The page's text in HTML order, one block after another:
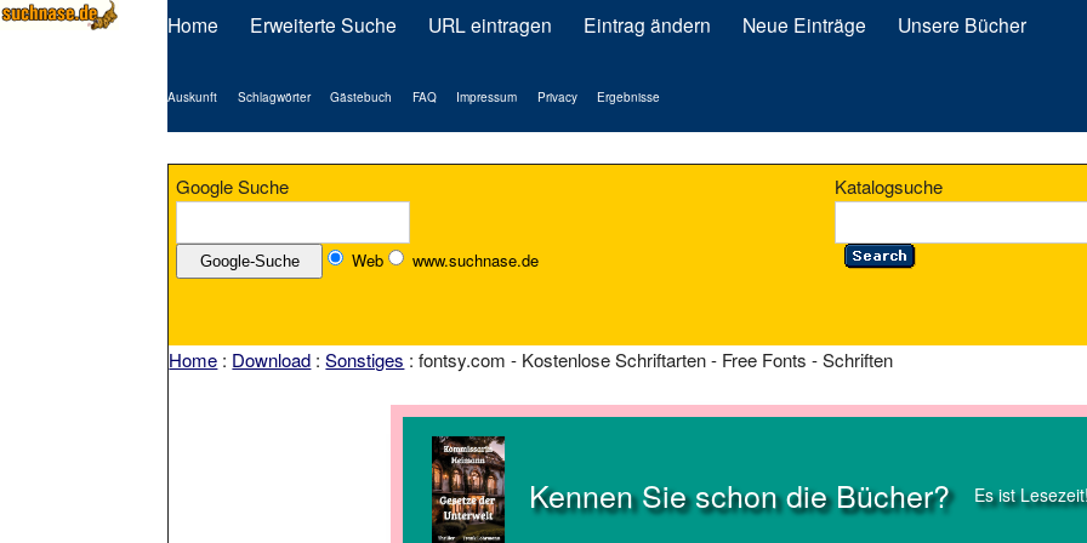
Home Erweiterte Suche URL eintragen Eintrag ändern Neue Einträge Unsere Bücher
Auskunft Schlagwörter Gästebuch FAQ Impressum Privacy Ergebnisse
Google Suche
Web www.suchnase.de
Katalogsuche
Home : Download :Sonstiges : fontsy.com - Kostenlose Schriftarten - Free Fonts - Schriften
Kennen Sie schon die Bücher? Es ist